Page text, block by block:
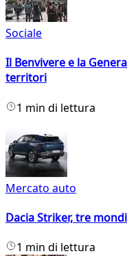
Sociale
Il Benvivere e la
territori
1 min di lettura
Mercato auto
Dacia Striker, tre
1 min di lettura